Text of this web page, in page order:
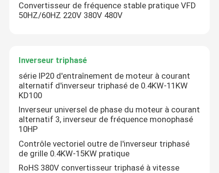
Convertisseur de fréquence stable pratique VFD
50HZ/60HZ 220V 380V 480V
Inverseur triphasé
série IP20 d'entraînement de moteur à courant
alternatif d'inverseur triphasé de 0.4KW-11KW
KD100
Inverseur universel de phase du moteur à courant
alternatif 3, inverseur de fréquence monophasé
10HP
Contrôle vectoriel outre de l'inverseur triphasé
de grille 0.4KW-15KW pratique
RoHS 380V convertisseur triphasé à vitesse